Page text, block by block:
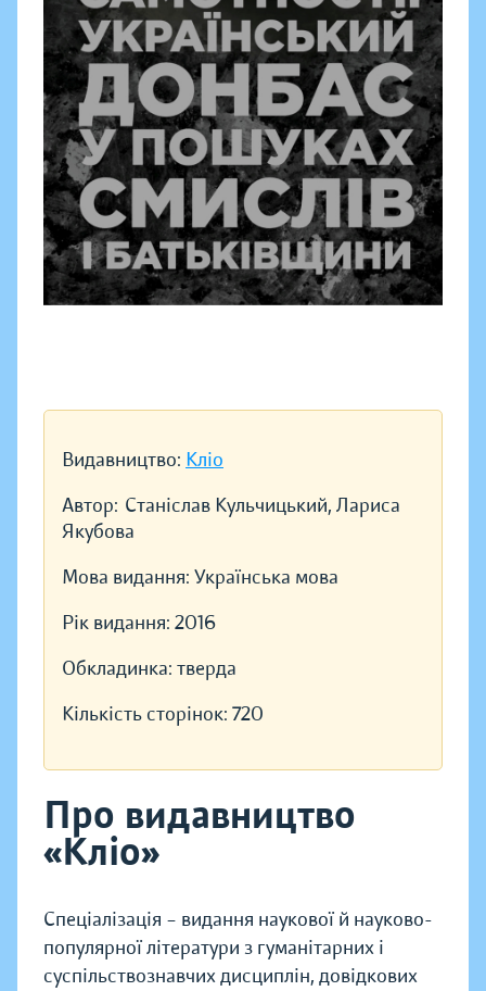
Видавництво: Кліо
Автор: Станіслав Кульчицький, Лариса
Якубова
Мова видання: Українська мова
Рік видання: 2016
Обкладинка: тверда
Кількість сторінок: 720
Про видавництво
«Кліо»
Спеціалізація – видання наукової й науково-
популярної літератури з гуманітарних і
суспільствознавчих дисциплін, довідкових